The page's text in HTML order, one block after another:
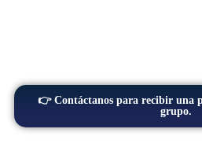
👉 Contáctanos para recibir una
grupo.